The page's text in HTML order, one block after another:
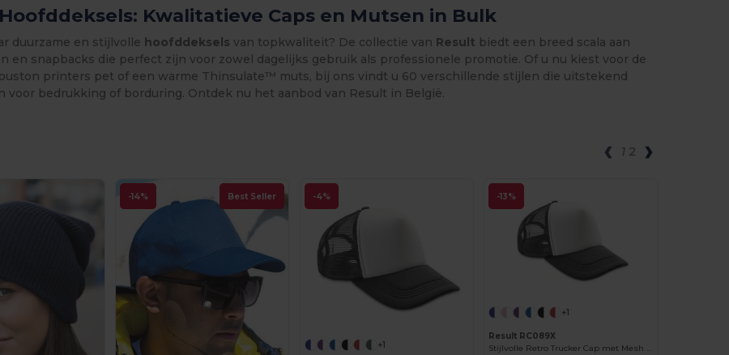
Kwalitatieve Caps en Mutsen in Bulk
duurzame en stijlvolle hoofddeksels van topkwaliteit? De collectie van Result biedt een breed scala aan
en snapbacks die perfect zijn voor zowel dagelijks gebruik als professionele promotie. Of u nu kiest voor de
printers pet of een warme Thinsulate™ muts, bij ons vindt u 60 verschillende stijlen die uitstekend
voor bedrukking of borduring. Ontdek nu het aanbod van Result in België.
1 2
-14% Best Seller -4%
+1
-13%
+1
Result RC089X
Stijlvolle Retro Trucker Cap met Mesh Design